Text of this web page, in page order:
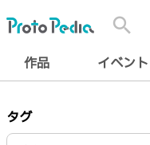
search
作品 イベント
タグ